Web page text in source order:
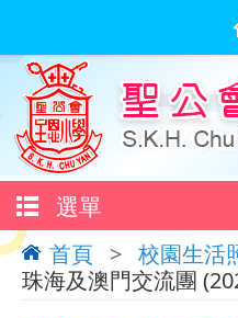
選單
首頁 > 校園生活
珠海及澳門交流團